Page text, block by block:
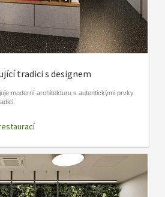
tradici s designem
moderní architekturu s autentickými prvky